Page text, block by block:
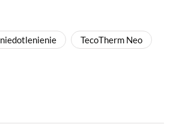
niedotlenienie
TecoTherm Neo